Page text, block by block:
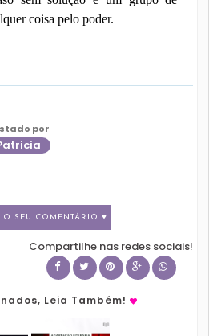
coisa pelo poder.
por
O SEU COMENTÁRIO ♥
Compartilhe nas redes sociais!
Leia Também!